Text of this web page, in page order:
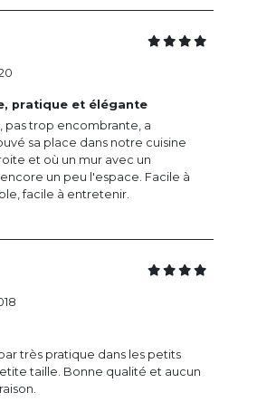
pratique et élégante
pas trop encombrante, a
sa place dans notre cuisine
et où un mur avec un
un peu l'espace. Facile à
facile à entretenir.
très pratique dans les petits
taille. Bonne qualité et aucun